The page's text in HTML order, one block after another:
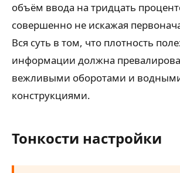
объём ввода на тридцать
совершенно не искажая
Вся суть в том, что плотность
информации должна
вежливыми оборотами и
конструкциями.
Тонкости настройки